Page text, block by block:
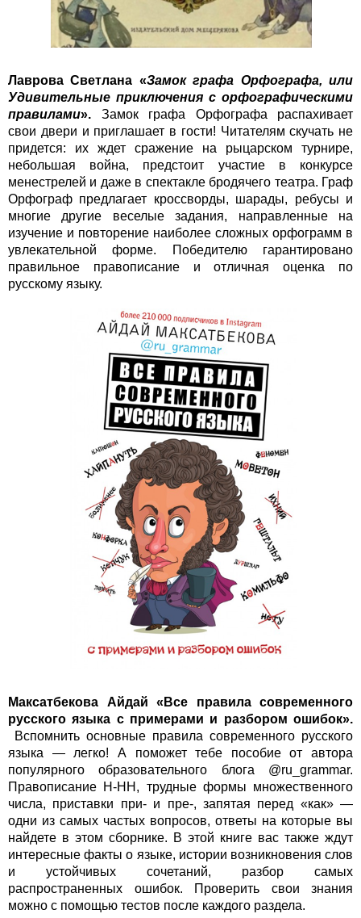
Лаврова Светлана «Замок графа Орфографа, или
Удивительные приключения с орфографическими
правилами». Замок графа Орфографа распахивает
свои двери и приглашает в гости! Читателям скучать не
придется: их ждет сражение на рыцарском турнире,
небольшая война, предстоит участие в конкурсе
менестрелей и даже в спектакле бродячего театра. Граф
Орфограф предлагает кроссворды, шарады, ребусы и
многие другие веселые задания, направленные на
изучение и повторение наиболее сложных орфограмм в
увлекательной форме. Победителю гарантировано
правильное правописание и отличная оценка по
русскому языку.
Максатбекова Айдай « Все правила современного
русского языка с примерами и разбором ошибок».
Вспомнить основные правила современного русского
языка — легко! А поможет тебе пособие от автора
популярного образовательного блога @ru_grammar.
Правописание Н-НН, трудные формы множественного
числа, приставки при- и пре-, запятая перед «как» —
одни из самых частых вопросов, ответы на которые вы
найдете в этом сборнике. В этой книге вас также ждут
интересные факты о языке, истории возникновения слов
и устойчивых сочетаний, разбор самых
распространенных ошибок. Проверить свои знания
можно с помощью тестов после каждого раздела.